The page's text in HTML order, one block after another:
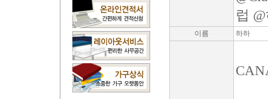
럽
이름 하하